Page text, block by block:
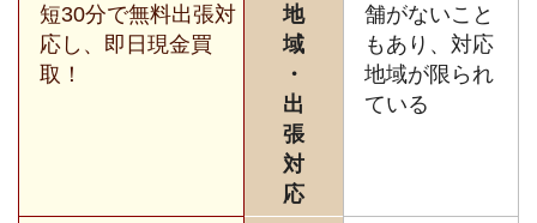
短30分で無料出張対
応し、即日現金買
取！
地
域
・
出
張
対
応
舗がないこと
もあり、対応
地域が限られ
ている